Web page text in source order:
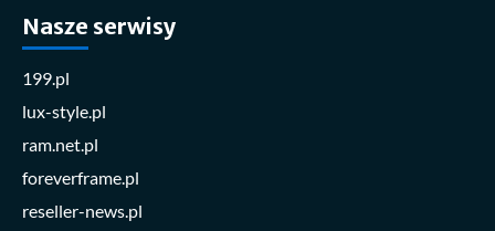
Nasze serwisy
199.pl
lux-style.pl
ram.net.pl
foreverframe.pl
reseller-news.pl